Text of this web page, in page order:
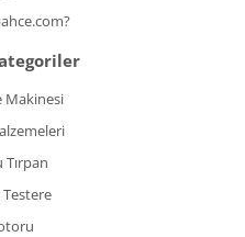
Makinesi